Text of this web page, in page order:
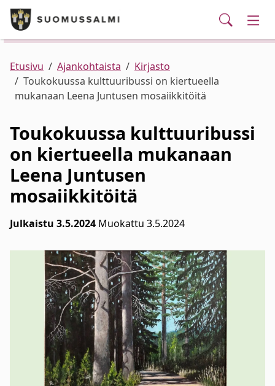
Siirry pääsisältöön
Puhelinluettelo/yhteystiedot
Palvelut
Ajankohtaista
Verkkokauppa
Haku
Kunta ja hallinto
Asuminen ja ympäristö
Varhaiskasvatus ja koulutus
Elinvoima
Kulttuuri, vapaa-aika ja nuoret
Etusivu Ajankohtaista
Kirjasto
Toukokuussa kulttuuribussi on kiertueella
mukanaan Leena Juntusen mosaiikkitöitä
Toukokuussa kulttuuribussi
on kiertueella mukanaan
Leena Juntusen
mosaiikkitöitä
Julkaistu 3.5.2024 Muokattu 3.5.2024